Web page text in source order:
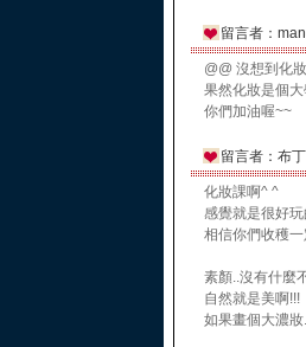
留言者：
@@ 沒想到化
果然化妝是個
你們加油喔~~
留言者：布丁
化妝課啊^ ^
感覺就是很好
相信你們收穫
素顏..沒有什麼
自然就是美啊!!!
如果畫個大濃